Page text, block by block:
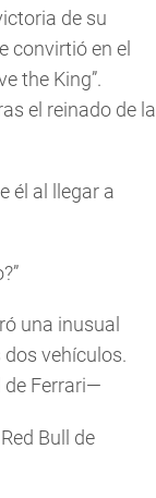
de su
convirtió en el
the King”.
el reinado de la
él al llegar a
una inusual
vehículos.
de Ferrari—
Bull de